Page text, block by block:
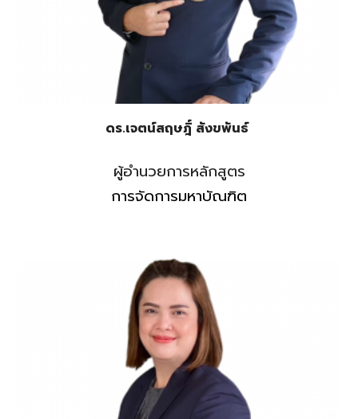
ดร.เจตน์สฤษฎิ์ สังขพันธ์
ผู้อำนวยการหลักสูตร
การจัดการมหาบัณฑิต